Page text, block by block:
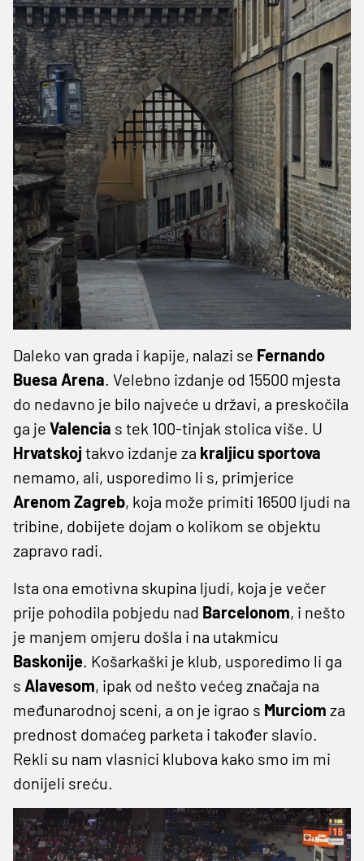
Daleko van grada i kapije, nalazi se Fernando
Buesa Arena. Velebno izdanje od 15500 mjesta
do nedavno je bilo najveće u državi, a preskočila
ga je Valencia s tek 100-tinjak stolica više. U
Hrvatskoj takvo izdanje za kraljicu sportova
nemamo, ali, usporedimo li s, primjerice
Arenom Zagreb, koja može primiti 16500 ljudi na
tribine, dobijete dojam o kolikom se objektu
zapravo radi.
Ista ona emotivna skupina ljudi, koja je večer
prije pohodila pobjedu nad Barcelonom, i nešto
je manjem omjeru došla i na utakmicu
Baskonije. Košarkaški je klub, usporedimo li ga
s Alavesom, ipak od nešto većeg značaja na
međunarodnoj sceni, a on je igrao s Murciom za
prednost domaćeg parketa i također slavio.
Rekli su nam vlasnici klubova kako smo im mi
donijeli sreću.